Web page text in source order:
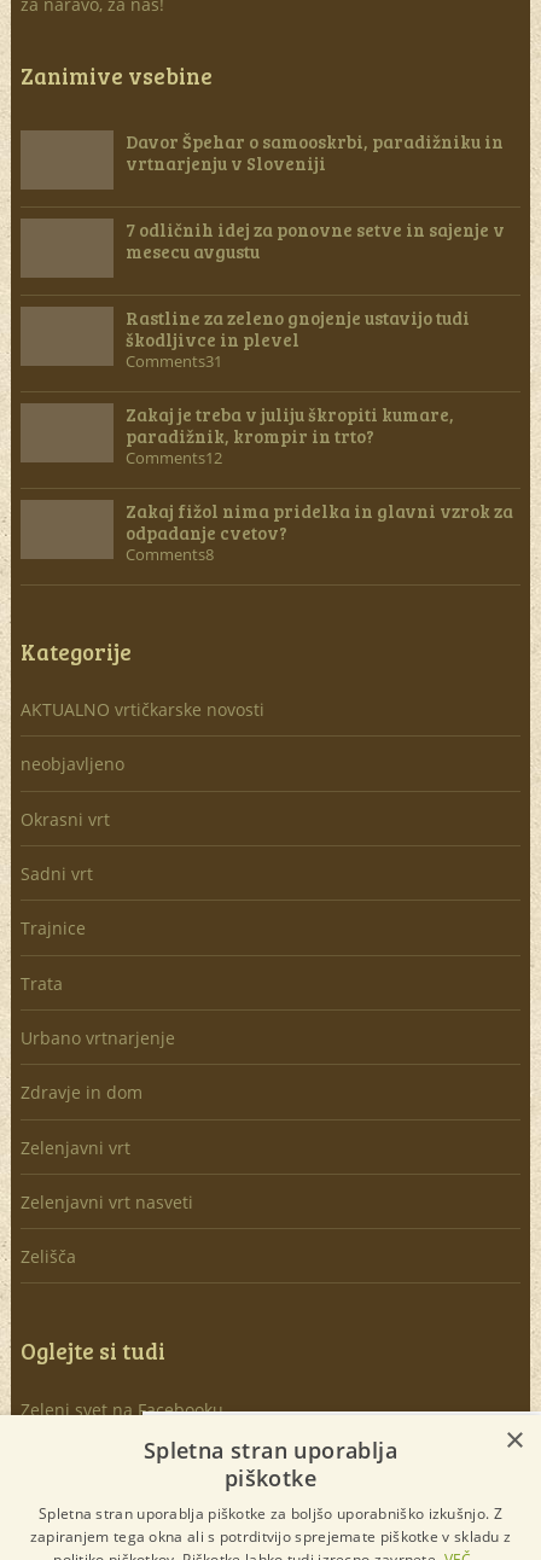
za naravo, za nas!
Zanimive vsebine
Davor Špehar o samooskrbi, paradižniku in
vrtnarjenju v Sloveniji
7 odličnih idej za ponovne setve in sajenje v
mesecu avgustu
Rastline za zeleno gnojenje ustavijo tudi
škodljivce in plevel
Comments31
Zakaj je treba v juliju škropiti kumare,
paradižnik, krompir in trto?
Comments12
Zakaj fižol nima pridelka in glavni vzrok za
odpadanje cvetov?
Comments8
Kategorije
AKTUALNO vrtičkarske novosti
neobjavljeno
Okrasni vrt
Sadni vrt
Trajnice
Trata
Urbano vrtnarjenje
Zdravje in dom
Zelenjavni vrt
Zelenjavni vrt nasveti
Zelišča
Oglejte si tudi
Zeleni svet na Facebooku
Youtube kanal – naročite se
Instagram objave
×
×
Spletna stran uporablja
piškotke
Spletna stran uporablja piškotke za boljšo uporabniško izkušnjo. Z
zapiranjem tega okna ali s potrditvijo sprejemate piškotke v skladu z